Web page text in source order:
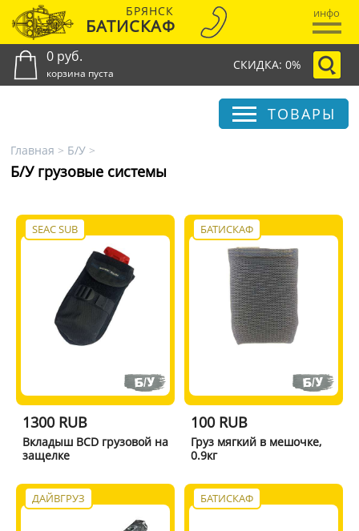
БРЯНСК
БАТИСКАФ
инфо
0 руб.
корзина пуста
СКИДКА: 0%
ТОВАРЫ
Главная > Б/У >
Б/У грузовые системы
SEAC SUB
1300 RUB
Вкладыш BCD грузовой на
защелке
БАТИСКАФ
100 RUB
Груз мягкий в мешочке,
0.9кг
ДАЙВГРУЗ БАТИСКАФ